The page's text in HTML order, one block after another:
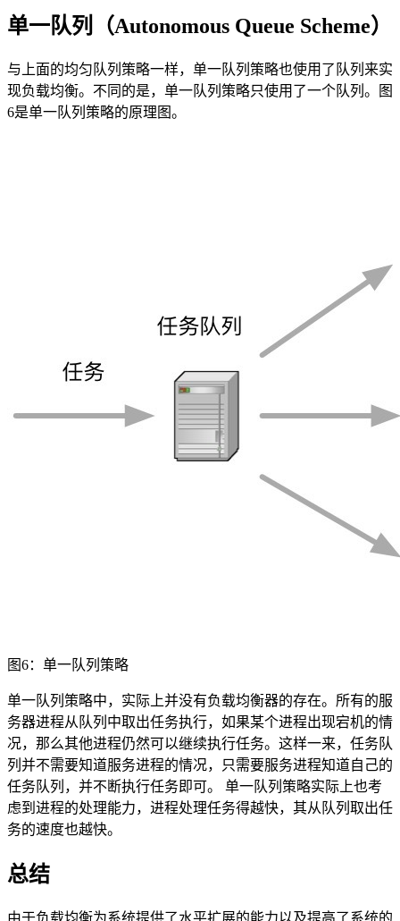
单一队列（Autonomous Queue Scheme）
与上面的均匀队列策略一样，单一队列策略也使用了队列来实
现负载均衡。不同的是，单一队列策略只使用了一个队列。图
6是单一队列策略的原理图。
图6：单一队列策略
单一队列策略中，实际上并没有负载均衡器的存在。所有的服
务器进程从队列中取出任务执行，如果某个进程出现宕机的情
况，那么其他进程仍然可以继续执行任务。这样一来，任务队
列并不需要知道服务进程的情况，只需要服务进程知道自己的
任务队列，并不断执行任务即可。 单一队列策略实际上也考
虑到进程的处理能力，进程处理任务得越快，其从队列取出任
务的速度也越快。
总结